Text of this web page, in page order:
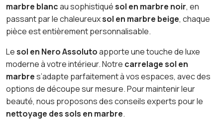
marbre blancau sophistiquésol en marbre noir, en
passant par le chaleureuxsol en marbre beige, chaque
pièce est entièrement personnalisable.
Lesol en Nero Assolutoapporte une touche de luxe
moderne à votre intérieur. Notre carrelage sol en
marbres’adapte parfaitement à vos espaces, avec des
options de découpe sur mesure. Pour maintenir leur
beauté, nous proposons des conseils experts pour le
nettoyage des sols en marbre.